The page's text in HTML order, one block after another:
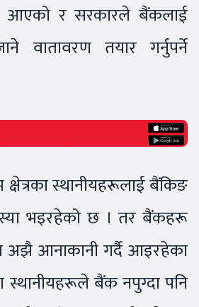
आएको र सरकारले बैंकलाई
वातावरण तयार गर्नुपर्ने
स्थानीयहरूलाई बैंकिङ
भइरहेको छ । तर बैंकहरू
अझै आनाकानी गर्दै आइरहेका
स्थानीयहरूले बैंक नपुग्दा पनि